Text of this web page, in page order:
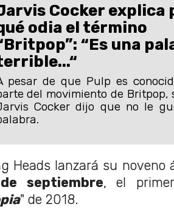
Cocker explica
odia el término
“Es una
pesar de que Pulp es
del movimiento de Britpop,
Cocker dijo que no le
Heads lanzará su noveno
septiembre, el
" de 2018.